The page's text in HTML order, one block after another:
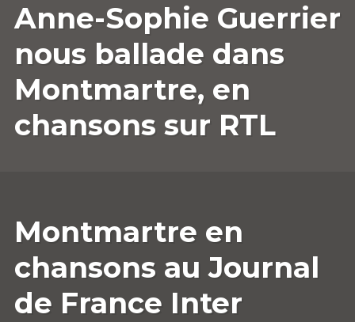
MARS
2023
UN
COMMENTAIRE
Anne-Sophie Guerrier
nous ballade dans
Montmartre, en
chansons sur RTL
OCTOBRE
2022
UN
COMMENTAIRE
Montmartre en
chansons au Journal
de France Inter